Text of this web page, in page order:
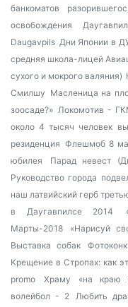
банкоматов
освобождения
Daugavpils Дни Японии в
средняя школа-лицей
сухого и мокрого валяния)
Смилшу Масленица на
зоосаде?» Локомотив -
около 4 тысяч человек
резиденция Флешмоб 8
юбилея
Парад невест
Руководство города
наш латвийский герб
в Даугавпилсе 2014
Марты-2018
«Нарисуй
Выставка собак
Крещение в Стропах: как
promo
Храму «на краю
волейбол - 2 Любить